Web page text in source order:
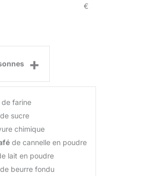
€
+
de farine
de sucre
chimique
de cannelle en poudre
lait en poudre
de beurre fondu